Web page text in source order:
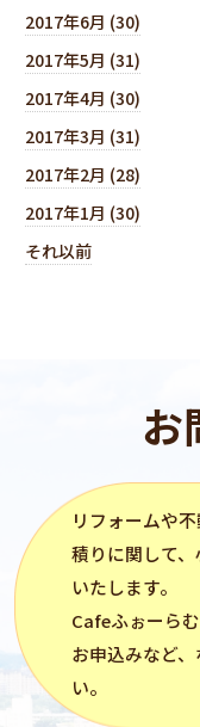
2017年6月 (30)
2017年5月 (31)
2017年4月 (30)
2017年3月 (31)
2017年2月 (28)
2017年1月 (30)
それ以前
お
リフォームや
積りに関して
いたします。
Cafeふぉーらむ
お申込みなど
い。